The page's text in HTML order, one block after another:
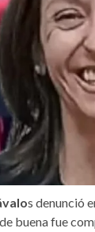
s denunció
buena fue